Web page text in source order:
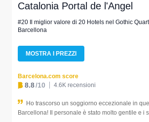
Catalonia Portal de l'Angel
#20 Il miglior valore di 20 Hotels nel Gothic
Barcellona
MOSTRA I PREZZI
Barcelona.com score
8.8/10 4.6K recensioni
Ho trascorso un soggiorno eccezionale in
Barcellona! Il personale è stato molto gentile e i